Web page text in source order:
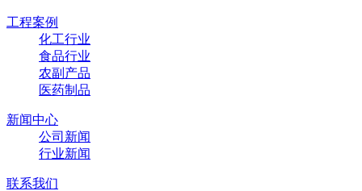
工程案例
化工行业
食品行业
农副产品
医药制品
新闻中心
公司新闻
行业新闻
联系我们